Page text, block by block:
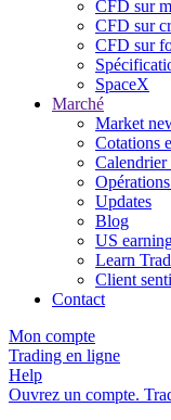
CFD sur
CFD sur
CFD sur
SpaceX
Marché
Market
Cotations
Calendrier
Updates
Blog
US
Learn
Client
Contact
Mon compte
Trading en ligne
Help
Ouvrez un compte.